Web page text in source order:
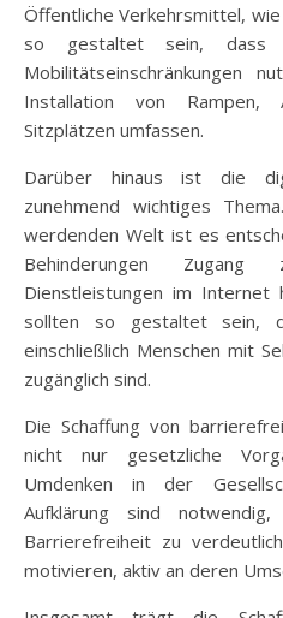
Öffentliche Verkehrsmittel,
so gestaltet sein,
Mobilitätseinschränkungen
Installation von Rampen,
Sitzplätzen umfassen.
Darüber hinaus ist die
zunehmend wichtiges
werdenden Welt ist es
Behinderungen
Dienstleistungen im Internet
sollten so gestaltet sein,
einschließlich Menschen mit
zugänglich sind.
Die Schaffung von
nicht nur gesetzliche
Umdenken in der
Aufklärung sind
Barrierefreiheit zu
motivieren, aktiv an deren